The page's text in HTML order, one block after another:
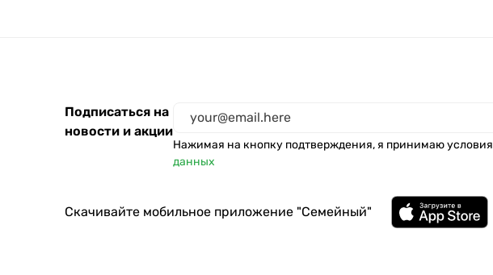
Подписаться на
новости и акции
Нажимая на кнопку подтверждения, я принимаю условия
данных
Скачивайте мобильное приложение "Семейный"